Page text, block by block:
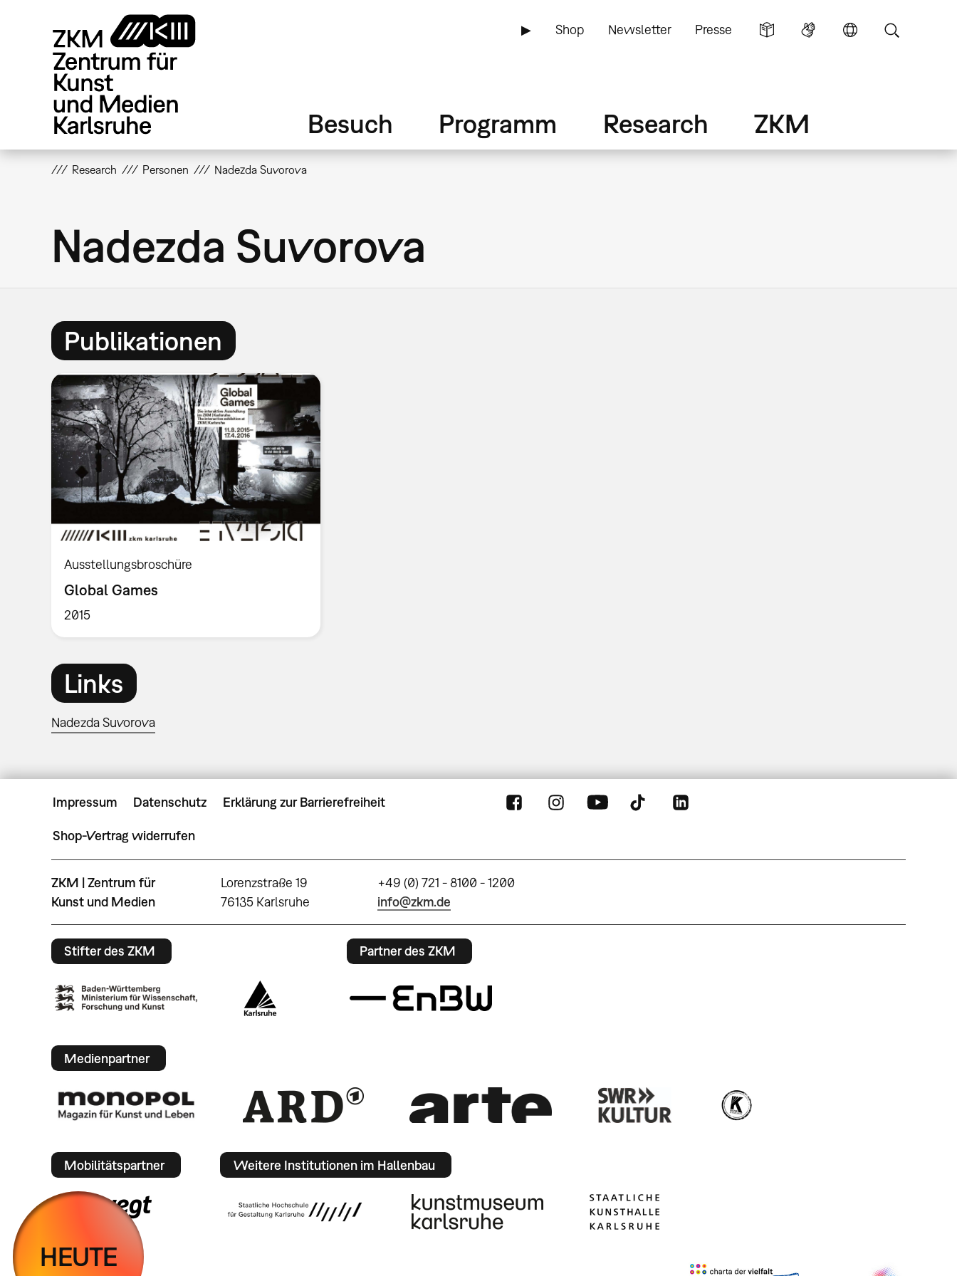
▶ Shop Newsletter Presse
Besuch Programm Research ZKM
Research Personen Nadezda Suvorova
Nadezda Suvorova
Publikationen
Ausstellungsbroschüre
Global Games
2015
Links
Nadezda Suvorova
Impressum Datenschutz Erklärung zur Barrierefreiheit
Shop-Vertrag widerrufen
ZKM | Zentrum für
Kunst und Medien
Lorenzstraße 19
76135 Karlsruhe
+49 (0) 721 - 8100 - 1200
info@zkm.de
Stifter des ZKM Partner des ZKM
Medienpartner
Mobilitätspartner Weitere Institutionen im Hallenbau
HEUTE